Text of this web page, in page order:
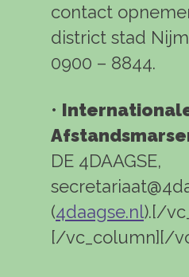
contact
district stad
0900 – 8844.
•
DE 4DAAGSE,
(4daagse.nl).[/
[/vc_column][/